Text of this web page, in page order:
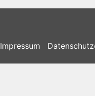
Impressum